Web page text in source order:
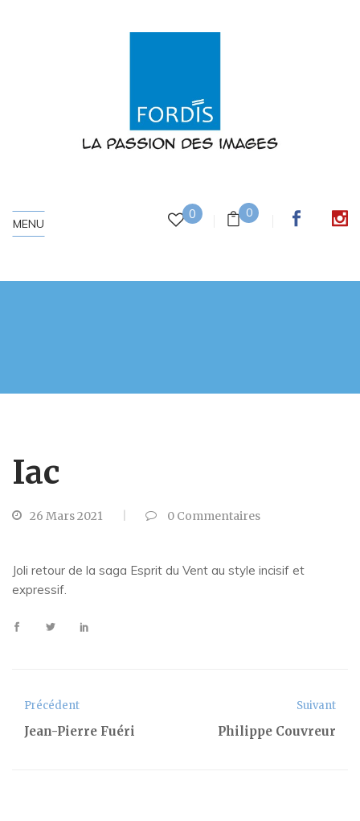
0 0
MENU
Iac
26 Mars 2021 0 Commentaires
Joli retour de la saga Esprit du Vent au style incisif et
expressif.
Précédent
Jean-Pierre Fuéri
Suivant
Philippe Couvreur